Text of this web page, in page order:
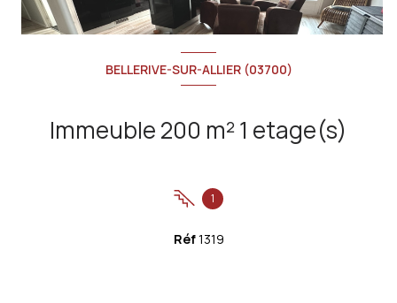
+2
BELLERIVE-SUR-ALLIER (03700)
Immeuble 200 m² 1 etage(s)
1
Réf1319